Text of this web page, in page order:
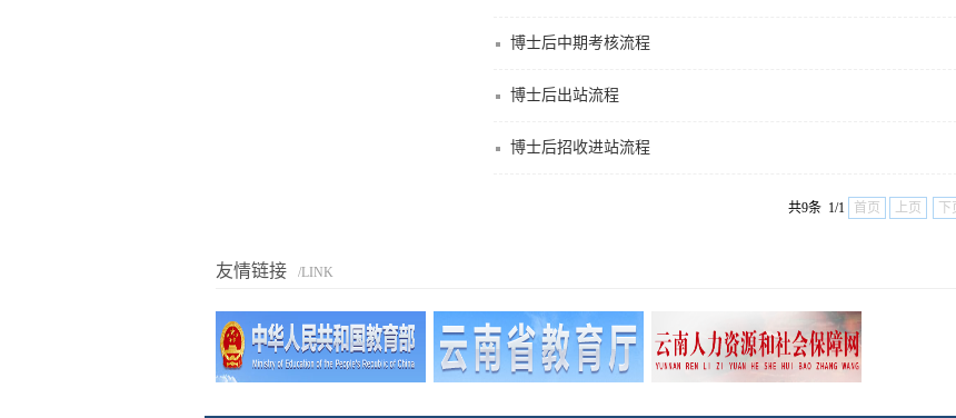
博士后中期考核流程
博士后出站流程
博士后招收进站流程
共9条 1/1 首页 上页 下
友情链接 /LINK